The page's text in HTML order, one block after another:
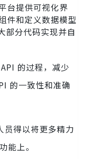
台提供可视化界
件和定义数据模型
部分代码实现并自
的过程，减少
的一致性和准确
员得以将更多精力
能上。